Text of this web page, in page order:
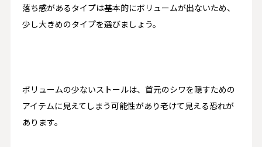
落ち感があるタイプは基本的にボリュームが出ないため、
少し大きめのタイプを選びましょう。
ボリュームの少ないストールは、首元のシワを隠すための
アイテムに見えてしまう可能性があり老けて見える恐れが
あります。